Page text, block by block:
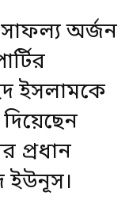
সাফল্য অর্জন
ইসলামকে
প্রধান
ইউনূস।